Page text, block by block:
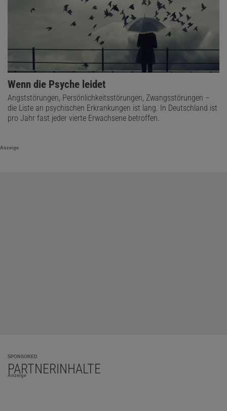
Wenn die Psyche leidet
Angststörungen, Persönlichkeitsstörungen, Zwangsstörungen –
die Liste an psychischen Erkrankungen ist lang. In Deutschland ist
pro Jahr fast jeder vierte Erwachsene betroffen.
Anzeige
SPONSORED
PARTNERINHALTE
Anzeige